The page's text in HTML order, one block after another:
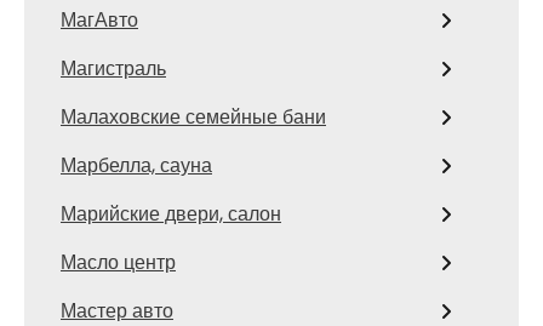
МагАвто
Магистраль
Малаховские семейные бани
Марбелла, сауна
Марийские двери, салон
Масло центр
Мастер авто